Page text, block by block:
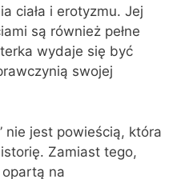
ciała i erotyzmu. Jej
są również pełne
wydaje się być
swojej
nie jest powieścią, która
Zamiast tego,
na